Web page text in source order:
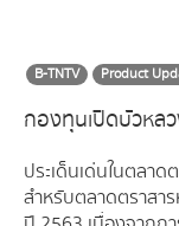
B-TNTV Product
กองทุนเปิดบัวหล
ประเด็นเด่นในตลา
สำหรับตลาดตราส